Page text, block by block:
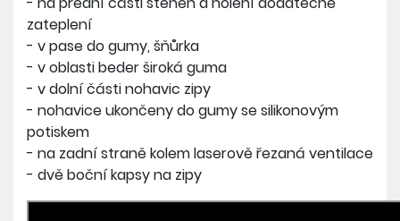
zateplení
- v pase do gumy, šňůrka
- v oblasti beder široká guma
- v dolní části nohavic zipy
- nohavice ukončeny do gumy se silikonovým
potiskem
- na zadní straně kolem laserově řezaná ventilace
- dvě boční kapsy na zipy